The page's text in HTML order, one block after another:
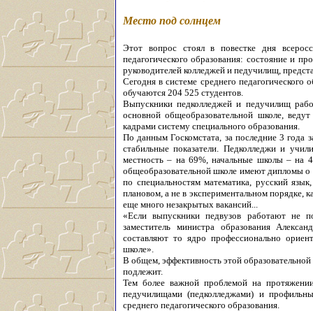
Место под солнцем
Этот вопрос стоял в повестке дня
педагогического образования: состояние и
руководителей колледжей и педучилищ,
Сегодня в системе среднего
обучаются 204 525 студентов.
Выпускники педколледжей и педучилищ
основной общеобразовательной школе,
кадрами систему специального образования.
По данным Госкомстата, за последние 3 года
стабильные показатели. Педколледжи и
местность – на 69%, начальные школы – на
общеобразовательной школе имеют дипломы о
по специальностям математика, русский
плановом, а не в экспериментальном порядке,
еще много незакрытых вакансий...
«Если выпускники педвузов работают не
заместитель министра образования
составляют то ядро профессионально
школе».
В общем, эффективность этой
подлежит.
Тем более важной проблемой на
педучилищами (педколледжами) и
среднего педагогического образования.